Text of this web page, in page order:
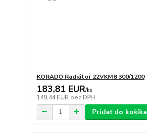
KORADO Radiátor 22VKM8 300/1200
183,81 EUR/ks
149,44 EUR bez DPH
Pridať do košíka